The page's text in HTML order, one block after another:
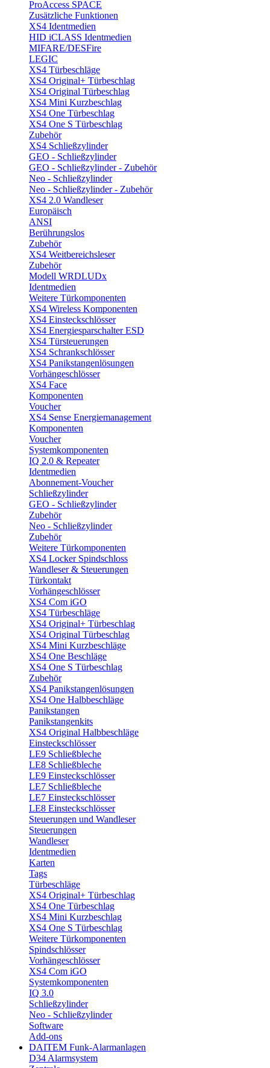
ProAccess SPACE
Zusätzliche Funktionen
XS4 Identmedien
HID iCLASS Identmedien
MIFARE/DESFire
LEGIC
XS4 Türbeschläge
XS4 Original+ Türbeschlag
XS4 Original Türbeschlag
XS4 Mini Kurzbeschlag
XS4 One Türbeschlag
XS4 One S Türbeschlag
Zubehör
XS4 Schließzylinder
GEO - Schließzylinder
GEO - Schließzylinder - Zubehör
Neo - Schließzylinder
Neo - Schließzylinder - Zubehör
XS4 2.0 Wandleser
Europäisch
ANSI
Berührungslos
Zubehör
XS4 Weitbereichsleser
Zubehör
Modell WRDLUDx
Identmedien
Weitere Türkomponenten
XS4 Wireless Komponenten
XS4 Einsteckschlösser
XS4 Energiesparschalter ESD
XS4 Türsteuerungen
XS4 Schrankschlösser
XS4 Panikstangenlösungen
Vorhängeschlösser
XS4 Face
Komponenten
Voucher
XS4 Sense Energiemanagement
Komponenten
Voucher
Systemkomponenten
IQ 2.0 & Repeater
Identmedien
Abonnement-Voucher
Schließzylinder
GEO - Schließzylinder
Zubehör
Neo - Schließzylinder
Zubehör
Weitere Türkomponenten
XS4 Locker Spindschloss
Wandleser & Steuerungen
Türkontakt
Vorhängeschlösser
XS4 Com iGO
XS4 Türbeschläge
XS4 Original+ Türbeschlag
XS4 Original Türbeschlag
XS4 Mini Kurzbeschläge
XS4 One Beschläge
XS4 One S Türbeschlag
Zubehör
XS4 Panikstangenlösungen
XS4 One Halbbeschläge
Panikstangen
Panikstangenkits
XS4 Original Halbbeschläge
Einsteckschlösser
LE9 Schließbleche
LE8 Schließbleche
LE9 Einsteckschlösser
LE7 Schließbleche
LE7 Einsteckschlösser
LE8 Einsteckschlösser
Steuerungen und Wandleser
Steuerungen
Wandleser
Identmedien
Karten
Tags
Türbeschläge
XS4 Original+ Türbeschlag
XS4 One Türbeschlag
XS4 Mini Kurzbeschlag
XS4 One S Türbeschlag
Weitere Türkomponenten
Spindschlösser
Vorhängeschlösser
XS4 Com iGO
Systemkomponenten
IQ 3.0
Schließzylinder
Neo - Schließzylinder
Software
Add-ons
DAITEM Funk-Alarmanlagen
D34 Alarmsystem